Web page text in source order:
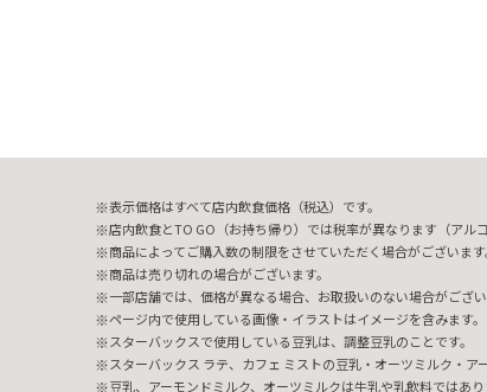
表示価格はすべて店内飲食価格（税込）です。
店内飲食とTO GO（お持ち帰り）では税率が異なります（アル
商品によってご購入数の制限をさせていただく場合がございます
商品は売り切れの場合がございます。
一部店舗では、価格が異なる場合、お取扱いのない場合がござい
ページ内で使用している画像・イラストはイメージを含みます。
スターバックスで使用している豆乳は、調整豆乳のことです。
スターバックス ラテ、カフェ ミストの豆乳・オーツミルク・ア
豆乳、アーモンドミルク、オーツミルクは牛乳や乳飲料ではあり